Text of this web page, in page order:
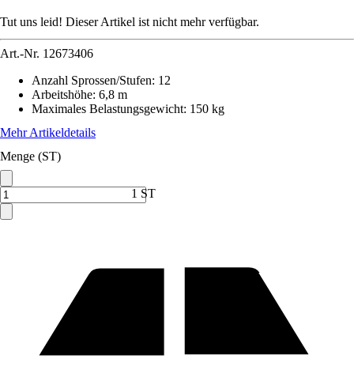
Tut uns leid! Dieser Artikel ist nicht mehr verfügbar.
Art.-Nr. 12673406
Anzahl Sprossen/Stufen: 12
Arbeitshöhe: 6,8 m
Maximales Belastungsgewicht: 150 kg
Mehr Artikeldetails
Menge (ST)
1 ST